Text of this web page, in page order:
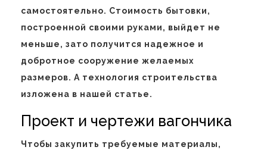
самостоятельно. Стоимость бытовки,
построенной своими руками, выйдет не
меньше, зато получится надежное и
добротное сооружение желаемых
размеров. А технология строительства
изложена в нашей статье.
Проект и чертежи вагончика
Чтобы закупить требуемые материалы,